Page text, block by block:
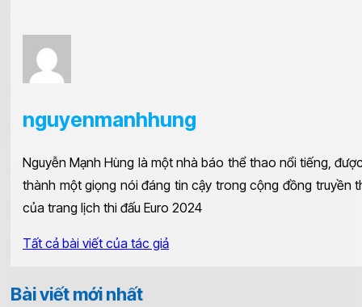
nguyenmanhhung
Nguyễn Mạnh Hùng là một nhà báo thể thao nổi tiếng,
thành một giọng nói đáng tin cậy trong cộng đồng truyền
của trang lịch thi đấu Euro 2024
Tất cả bài viết của tác giả
Bài viết mới nhất